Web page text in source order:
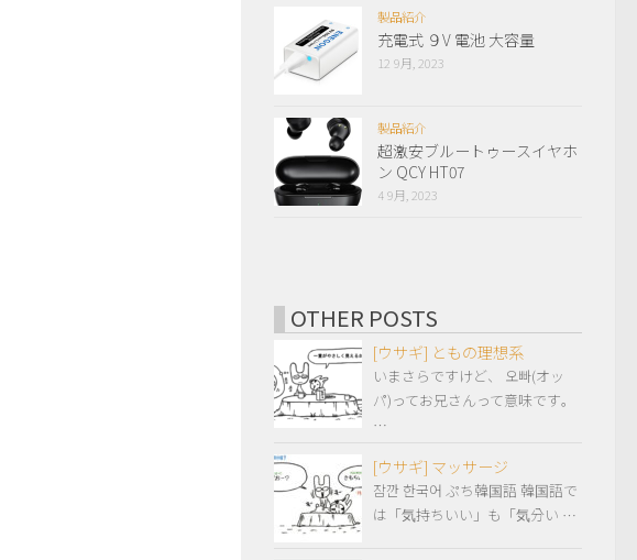
製品紹介
充電式 ９V 電池 大容量
12 9月, 2023
製品紹介
超激安ブルートゥースイヤホ
ン QCY HT07
4 9月, 2023
OTHER POSTS
[ウサギ] ともの理想系
いまさらですけど、 오빠(オッ
パ)ってお兄さんって意味です。
…
[ウサギ] マッサージ
잠깐 한국어 ぷち韓国語 韓国語で
は「気持ちいい」も「気分い …